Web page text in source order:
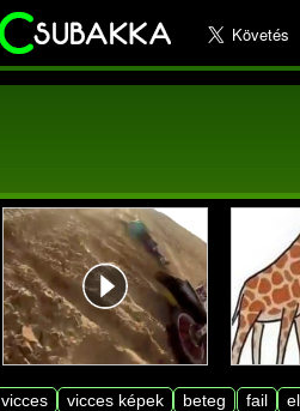
vicces vicces képek beteg fail